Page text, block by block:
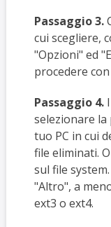
Passaggio 3.
cui scegliere,
"Opzioni" ed
procedere
Passaggio 4.
selezionare la
tuo PC in cui
file eliminati.
sul file
"Altro", a
ext3 o ext4.